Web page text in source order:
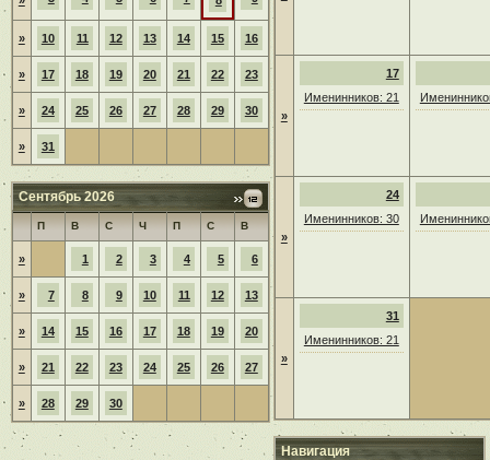
» 10 11 12 13 14 15 16
» 17 18 19 20 21 22 23
» 24 25 26 27 28 29 30
» 31
Сентябрь 2026
П В С Ч П С В
» 1 2 3 4 5 6
» 7 8 9 10 11 12 13
» 14 15 16 17 18 19 20
» 21 22 23 24 25 26 27
» 28 29 30
»
17
Именинников: 21
»
24
Именинников: 30
»
31
Именинников: 21
Навигация